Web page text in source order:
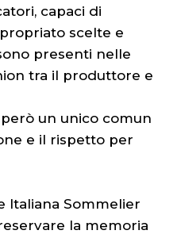
capaci di
scelte e
presenti nelle
tra il produttore e
un unico comun
e il rispetto per
Italiana Sommelier
la memoria